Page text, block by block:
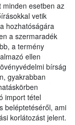
minden esetben az
vetik
hozhatóságára
a szermaradék
a termény
ellen
bírság
gyakrabban
import tétel
beléptetéséről, ami
korlátozást jelent.